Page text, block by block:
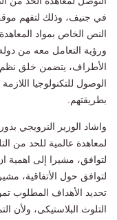
في جنيف، وذلك لتفهم
النص الخاص بمواد
ورؤية التعامل معه من
الأطراف، يتضمن خلق
الوصول للتكنولوجيا
بطريقتهم.
واشاد الوزير النرويجي
لمعاهدة عالمية للحد من
لتوافق، مشيرا إلى اهمية
لتوافق حول الأتفاقية،
تحديد الأهداف المطلوب
التلوث البلاستيكى، ولأن